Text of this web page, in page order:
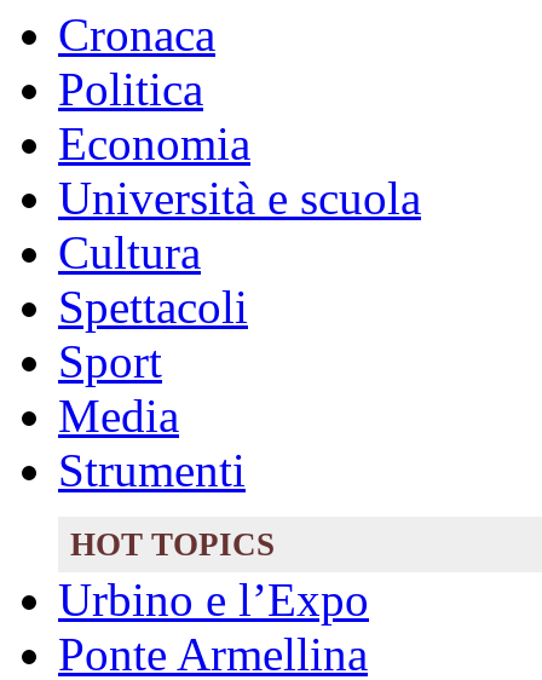
Cronaca
Politica
Economia
Università e scuola
Cultura
Spettacoli
Sport
Media
Strumenti
HOT TOPICS
Urbino e l’Expo
Ponte Armellina